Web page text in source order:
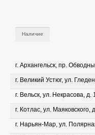
Наличие
г. Архангельск, пр.
г. Великий Устюг, ул.
г. Вельск, ул. Некрасова, д.
г. Котлас, ул. Маяковского,
г. Нарьян-Мар, ул.